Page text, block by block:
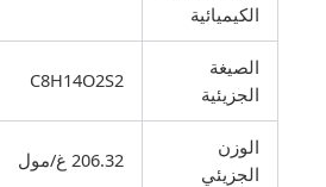
الكيميائية
الصيغة
الجزيئية
C8H14O2S2
الوزن
الجزيئي
206.32 غ/مول